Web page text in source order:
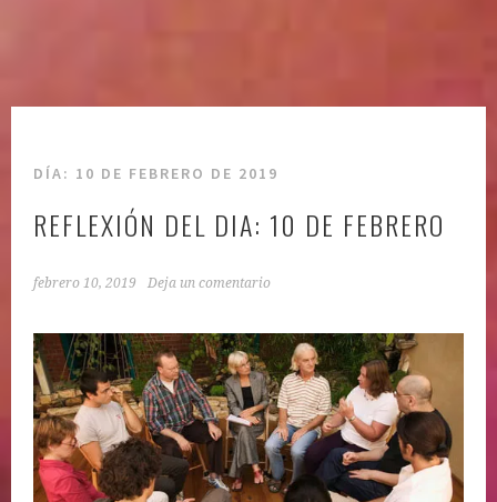
DÍA: 10 DE FEBRERO DE 2019
REFLEXIÓN DEL DIA: 10 DE FEBRERO
febrero 10, 2019 Deja un comentario